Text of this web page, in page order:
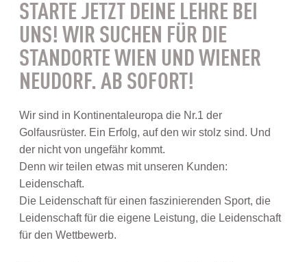
STARTE JETZT DEINE LEHRE BEI
UNS! WIR SUCHEN FÜR DIE
STANDORTE WIEN UND WIENER
NEUDORF. AB SOFORT!
Wir sind in Kontinentaleuropa die Nr.1 der
Golfausrüster. Ein Erfolg, auf den wir stolz sind. Und
der nicht von ungefähr kommt.
Denn wir teilen etwas mit unseren Kunden:
Leidenschaft.
Die Leidenschaft für einen faszinierenden Sport, die
Leidenschaft für die eigene Leistung, die Leidenschaft
für den Wettbewerb.